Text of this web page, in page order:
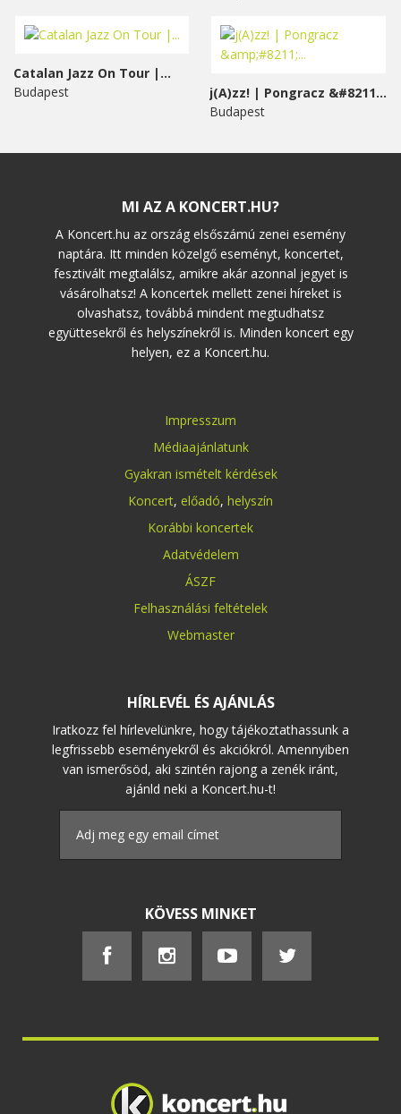
Catalan Jazz On Tour |...
Budapest
j(A)zz! | Pongracz &#8211;...
Budapest
MI AZ A KONCERT.HU?
A Koncert.hu az ország elsőszámú zenei esemény
naptára. Itt minden közelgő eseményt, koncertet,
fesztivált megtalálsz, amikre akár azonnal jegyet is
vásárolhatsz! A koncertek mellett zenei híreket is
olvashatsz, továbbá mindent megtudhatsz
együttesekről és helyszínekről is. Minden koncert egy
helyen, ez a Koncert.hu.
Impresszum
Médiaajánlatunk
Gyakran ismételt kérdések
Koncert, előadó, helyszín
Korábbi koncertek
Adatvédelem
ÁSZF
Felhasználási feltételek
Webmaster
HÍRLEVÉL ÉS AJÁNLÁS
Iratkozz fel hírlevelünkre, hogy tájékoztathassunk a
legfrissebb eseményekről és akciókról. Amennyiben
van ismerősöd, aki szintén rajong a zenék iránt,
ajánld neki a Koncert.hu-t!
KÖVESS MINKET